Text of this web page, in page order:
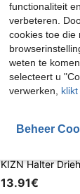
13.91€
functionaliteit
verbeteren.
cookies toe die
weten te
selecteert u
verwerken,
Beheer